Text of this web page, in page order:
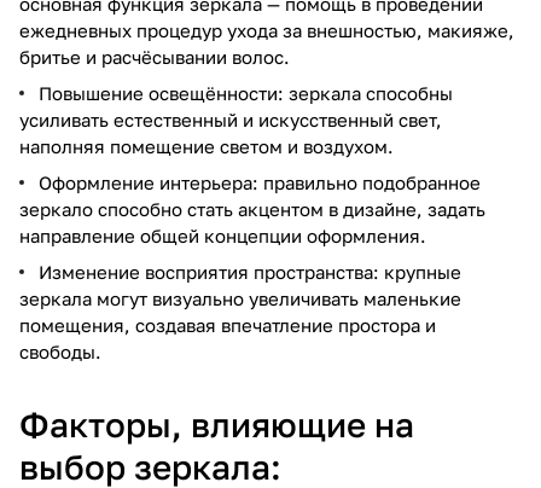
ежедневных процедур ухода за внешностью, макияже,
бритье и расчёсывании волос.
Повышение освещённости: зеркала способны
усиливать естественный и искусственный свет,
наполняя помещение светом и воздухом.
Оформление интерьера: правильно подобранное
зеркало способно стать акцентом в дизайне, задать
направление общей концепции оформления.
Изменение восприятия пространства: крупные
зеркала могут визуально увеличивать маленькие
помещения, создавая впечатление простора и
свободы.
Факторы, влияющие на
выбор зеркала: